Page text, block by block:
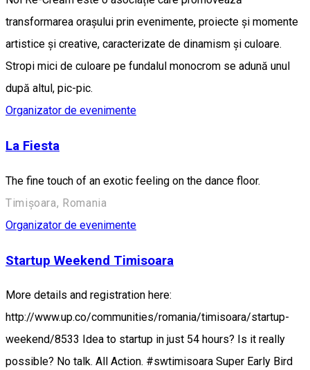
transformarea orașului prin evenimente, proiecte și momente
artistice și creative, caracterizate de dinamism și culoare.
Stropi mici de culoare pe fundalul monocrom se adună unul
după altul, pic-pic.
Organizator de evenimente
La Fiesta
The fine touch of an exotic feeling on the dance floor.
Timișoara, Romania
Organizator de evenimente
Startup Weekend Timisoara
More details and registration here:
http://www.up.co/communities/romania/timisoara/startup-
weekend/8533 Idea to startup in just 54 hours? Is it really
possible? No talk. All Action. #swtimisoara Super Early Bird